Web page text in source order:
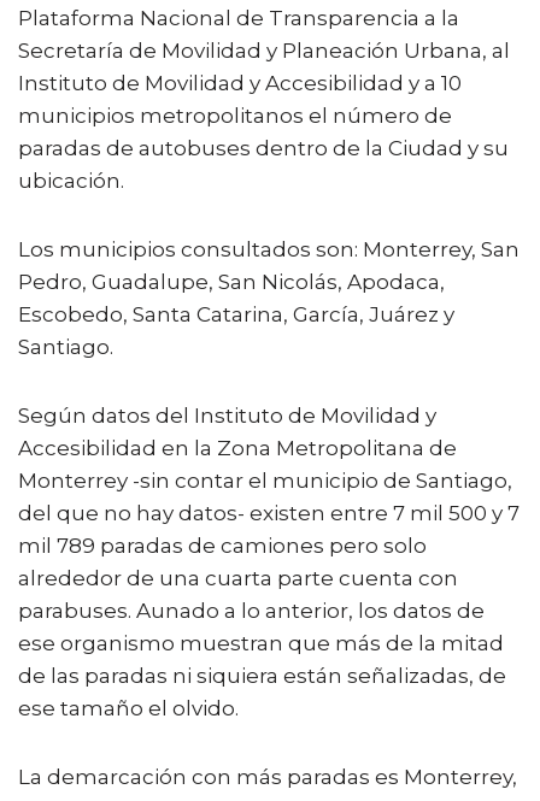
Plataforma Nacional de Transparencia a la
Secretaría de Movilidad y Planeación Urbana, al
Instituto de Movilidad y Accesibilidad y a 10
municipios metropolitanos el número de
paradas de autobuses dentro de la Ciudad y su
ubicación.
Los municipios consultados son: Monterrey, San
Pedro, Guadalupe, San Nicolás, Apodaca,
Escobedo, Santa Catarina, García, Juárez y
Santiago.
Según datos del Instituto de Movilidad y
Accesibilidad en la Zona Metropolitana de
Monterrey -sin contar el municipio de Santiago,
del que no hay datos- existen entre 7 mil 500 y 7
mil 789 paradas de camiones pero solo
alrededor de una cuarta parte cuenta con
parabuses. Aunado a lo anterior, los datos de
ese organismo muestran que más de la mitad
de las paradas ni siquiera están señalizadas, de
ese tamaño el olvido.
La demarcación con más paradas es Monterrey,